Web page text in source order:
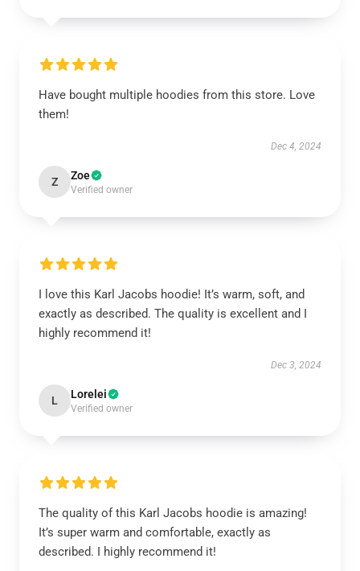
Have bought multiple hoodies from this store. Love
them!
Dec 4, 2024
Z Zoe
Verified owner
I love this Karl Jacobs hoodie! It’s warm, soft, and
exactly as described. The quality is excellent and I
highly recommend it!
Dec 3, 2024
L Lorelei
Verified owner
The quality of this Karl Jacobs hoodie is amazing!
It’s super warm and comfortable, exactly as
described. I highly recommend it!